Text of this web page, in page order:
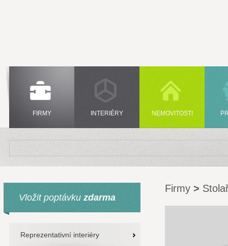
FIRMY INTERIÉRY NEMOVITOSTI
Vložit poptávku zdarma
Reprezentativní interiéry
Firmy >